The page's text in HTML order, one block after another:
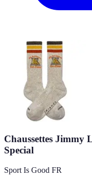
Chaussettes Jimmy
Special
Sport Is Good FR